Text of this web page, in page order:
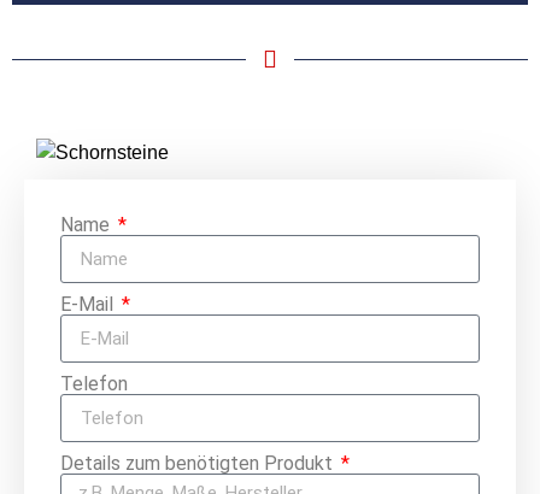
Name
E-Mail
Telefon
Details zum benötigten Produkt